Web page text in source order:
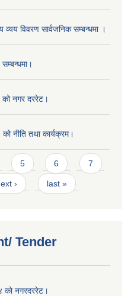
विवरण सार्वजनिक सम्बन्धमा ।
नगर दररेट।
नीति तथा कार्यक्रम।
5 6 7
› last »
Tender
को नगरदररेट।